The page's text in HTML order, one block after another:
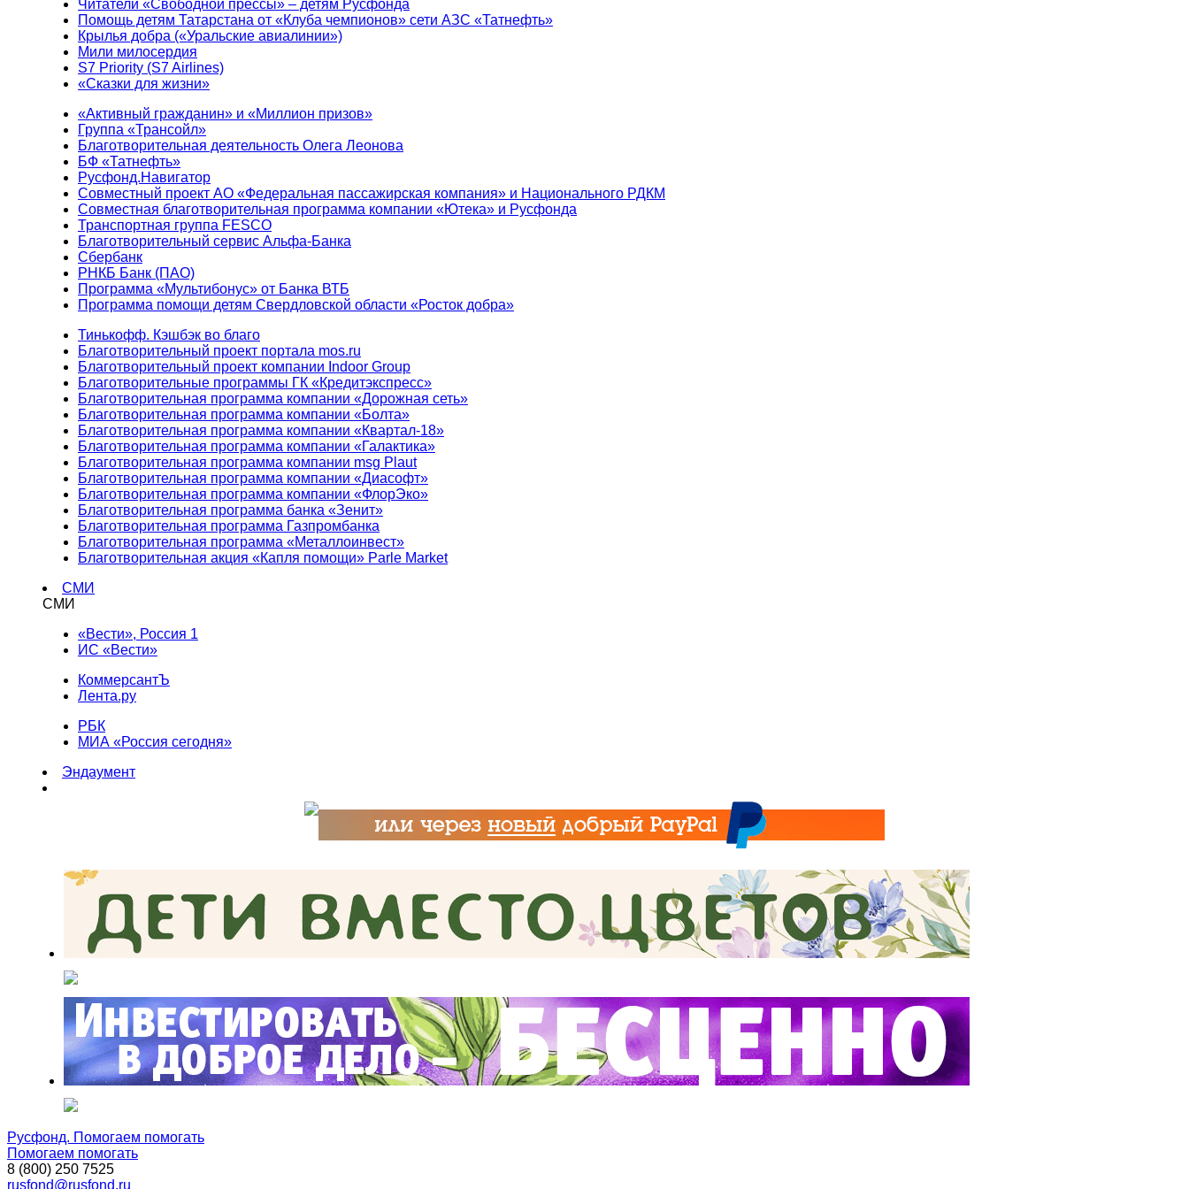
Читатели «Свободной прессы» – детям Русфонда
Помощь детям Татарстана от «Клуба чемпионов» сети АЗС «Татнефть»
Крылья добра («Уральские авиалинии»)
Мили милосердия
S7 Priority (S7 Airlines)
«Сказки для жизни»
«Активный гражданин» и «Миллион призов»
Группа «Трансойл»
Благотворительная деятельность Олега Леонова
БФ «Татнефть»
Русфонд.Навигатор
Совместный проект АО «Федеральная пассажирская компания» и Национального РДКМ
Совместная благотворительная программа компании «Ютека» и Русфонда
Транспортная группа FESCO
Благотворительный сервис Альфа-Банка
Сбербанк
РНКБ Банк (ПАО)
Программа «Мультибонус» от Банка ВТБ
Программа помощи детям Свердловской области «Росток добра»
Тинькофф. Кэшбэк во благо
Благотворительный проект портала mos.ru
Благотворительный проект компании Indoor Group
Благотворительные программы ГК «Кредитэкспресс»
Благотворительная программа компании «Дорожная сеть»
Благотворительная программа компании «Болта»
Благотворительная программа компании «Квартал-18»
Благотворительная программа компании «Галактика»
Благотворительная программа компании msg Plaut
Благотворительная программа компании «Диасофт»
Благотворительная программа компании «ФлорЭко»
Благотворительная программа банка «Зенит»
Благотворительная программа Газпромбанка
Благотворительная программа «Металлоинвест»
Благотворительная акция «Капля помощи» Parle Market
СМИ
СМИ
«Вести», Россия 1
ИС «Вести»
КоммерсантЪ
Лента.ру
РБК
МИА «Россия сегодня»
Эндаумент
Русфонд. Помогаем помогать
Помогаем помогать
8 (800) 250 7525
rusfond@rusfond.ru